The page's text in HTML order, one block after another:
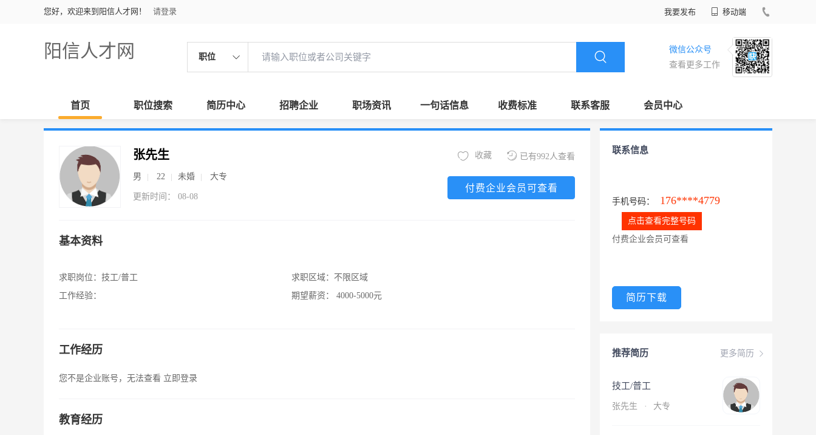
您好，欢迎来到阳信人才网！ 请登录 我要发布 移动端
阳信人才网 职位
微信公众号
查看更多工作
首页 职位搜索 简历中心 招聘企业 职场资讯 一句话信息 收费标准 联系客服 会员中心
张先生
男 22 未婚 大专
更新时间： 08-08
已有992人查看
收藏
付费企业会员可查看
基本资料
求职岗位： 技工/普工
工作经验：
求职区域： 不限区域
期望薪资：
4000-5000元
工作经历
您不是企业账号，无法查看 立即登录
教育经历
联系信息
手机号码： 176****4779
点击查看完整号码
付费企业会员可查看
简历下载
更多简历
推荐简历
技工/普工
张先生 · 大专